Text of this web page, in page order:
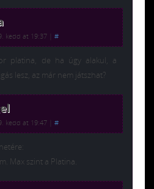
kedd at 19:37 #
platina, de ha úgy alakul, a
lesz, az már nem játszhat?
kedd at 19:47 #
Max szint a Platina.